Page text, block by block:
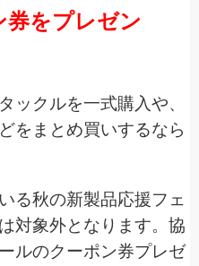
券をプレゼン
ックルを一式購入や、
をまとめ買いするなら
る秋の新製品応援フェ
対象外となります。協
ルのクーポン券プレゼ